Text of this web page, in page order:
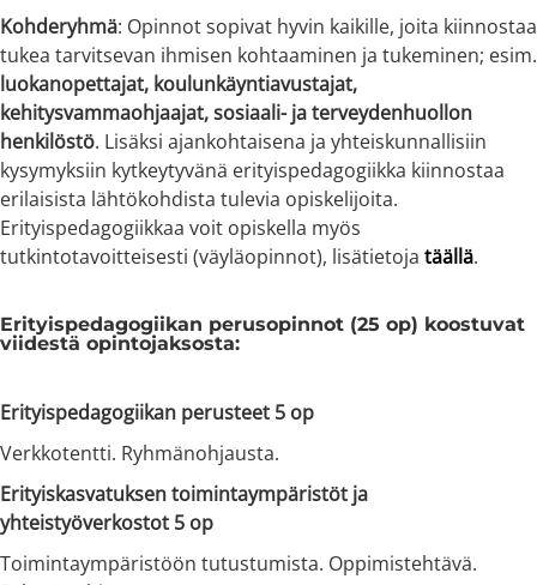
Kohderyhmä: Opinnot sopivat hyvin kaikille, joita kiinnostaa
tukea tarvitsevan ihmisen kohtaaminen ja tukeminen; esim.
luokanopettajat, koulunkäyntiavustajat,
kehitysvammaohjaajat, sosiaali- ja terveydenhuollon
henkilöstö. Lisäksi ajankohtaisena ja yhteiskunnallisiin
kysymyksiin kytkeytyvänä erityispedagogiikka kiinnostaa
erilaisista lähtökohdista tulevia opiskelijoita.
Erityispedagogiikkaa voit opiskella myös
tutkintotavoitteisesti (väyläopinnot), lisätietoja täällä.
Erityispedagogiikan perusopinnot (25 op) koostuvat
viidestä opintojaksosta:
Erityispedagogiikan perusteet 5 op
Verkkotentti. Ryhmänohjausta.
Erityiskasvatuksen toimintaympäristöt ja
yhteistyöverkostot 5 op
Toimintaympäristöön tutustumista. Oppimistehtävä.